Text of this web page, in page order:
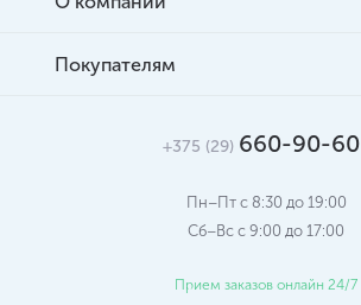
Покупателям
+375 (29) 660-90-60
Пн–Пт с 8:30 до 19:00
Сб–Вс c 9:00 до 17:00
Прием заказов онлайн 24/7